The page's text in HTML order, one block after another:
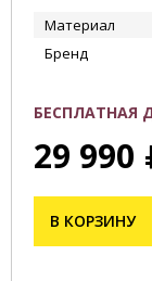
Материал
Бренд
БЕСПЛАТНАЯ
29 990
В КОРЗИНУ